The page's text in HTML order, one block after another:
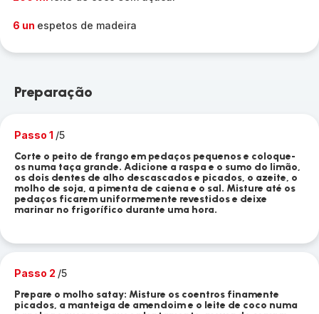
6 un espetos de madeira
Preparação
Passo 1 /5
Corte o peito de frango em pedaços pequenos e coloque-
os numa taça grande. Adicione a raspa e o sumo do limão,
os dois dentes de alho descascados e picados, o azeite, o
molho de soja, a pimenta de caiena e o sal. Misture até os
pedaços ficarem uniformemente revestidos e deixe
marinar no frigorífico durante uma hora.
Passo 2 /5
Prepare o molho satay: Misture os coentros finamente
picados, a manteiga de amendoim e o leite de coco numa